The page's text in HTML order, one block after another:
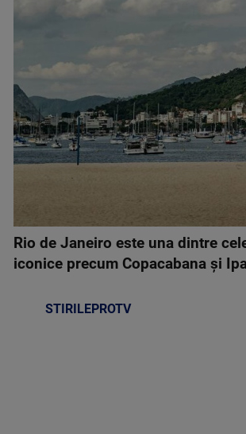
Rio de Janeiro este una dintre
iconice precum Copacabana și
STIRILEPROTV